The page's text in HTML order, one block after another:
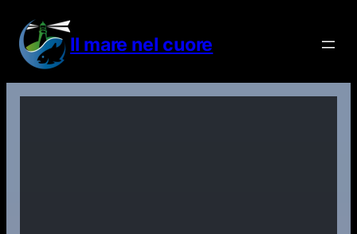
contenuto
Il mare nel cuore